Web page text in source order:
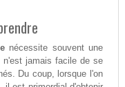
nécessite souvent une
n'est jamais facile de se
Du coup, lorsque l'on